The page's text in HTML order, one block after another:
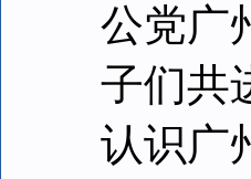
公党广
子们共
认识广